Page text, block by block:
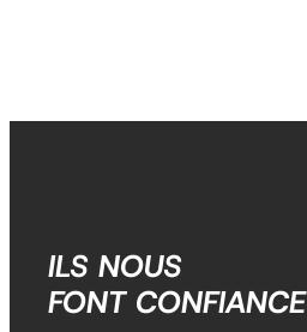
ILS NOUS
FONT CONFIANCE